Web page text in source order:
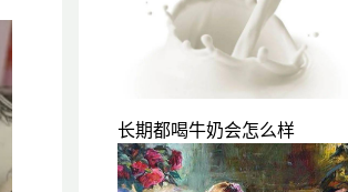
长期都喝牛奶会怎么样